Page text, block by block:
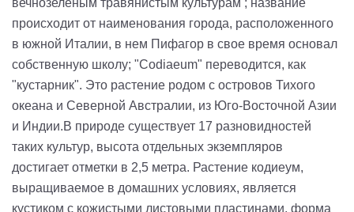
вечнозелёным травянистым культурам ; название
происходит от наименования города, расположенного
в южной Италии, в нем Пифагор в свое время основал
собственную школу; "Сodiaeum" переводится, как
"кустарник". Это растение родом с островов Тихого
океана и Северной Австралии, из Юго-Восточной Азии
и Индии.В природе существует 17 разновидностей
таких культур, высота отдельных экземпляров
достигает отметки в 2,5 метра. Растение кодиеум,
выращиваемое в домашних условиях, является
кустиком с кожистыми листовыми пластинами, форма